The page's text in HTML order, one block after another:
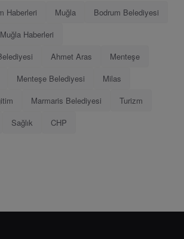
Haberleri Muğla
Bodrum Belediyesi
Muğla Haberleri
Ahmet Aras
Menteşe
Menteşe Belediyesi
Milas
Marmaris Belediyesi
Turizm
Sağlık CHP